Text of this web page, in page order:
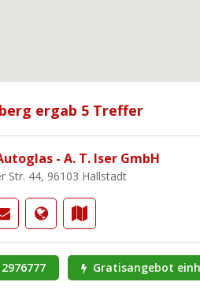
ergab 5 Treffer
- A. T. Iser GmbH
Str. 44, 96103 Hallstadt
Gratisangebot